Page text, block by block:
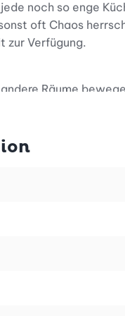
noch so enge
oft Chaos
zur Verfügung.
Räume
Die
Multitalent.
Mobilität.